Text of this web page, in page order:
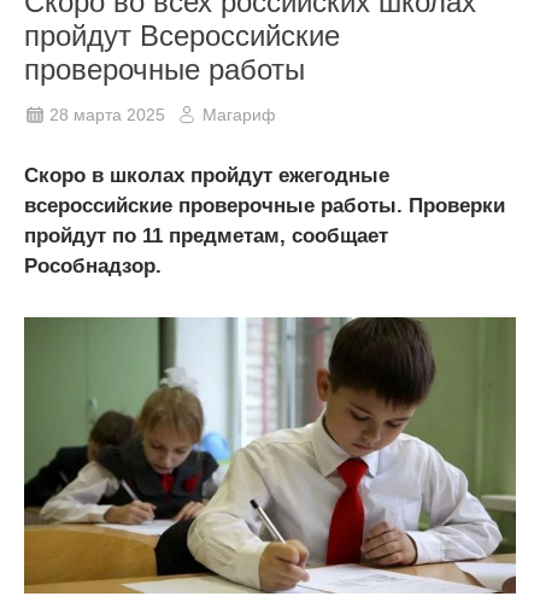
пройдут Всероссийские
проверочные работы
28 марта 2025 Магариф
Скоро в школах пройдут ежегодные
всероссийские проверочные работы. Проверки
пройдут по 11 предметам, сообщает
Рособнадзор.